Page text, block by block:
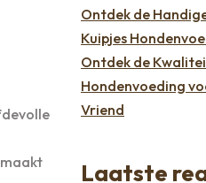
Ontdek de
Kuipjes
Ontdek de
Hondenvoeding
Vriend
Laatste